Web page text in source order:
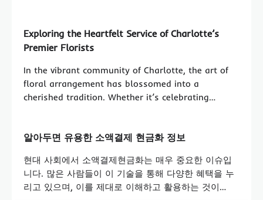
Exploring the Heartfelt Service of Charlotte’s
Premier Florists
In the vibrant community of Charlotte, the art of
floral arrangement has blossomed into a
cherished tradition. Whether it’s celebrating…
알아두면 유용한 소액결제 현금화 정보
현대 사회에서 소액결제현금화는 매우 중요한 이슈입
니다. 많은 사람들이 이 기술을 통해 다양한 혜택을 누
리고 있으며, 이를 제대로 이해하고 활용하는 것이…